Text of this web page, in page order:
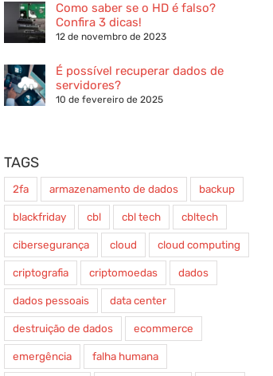
Como saber se o HD é falso?
Confira 3 dicas!
12 de novembro de 2023
É possível recuperar dados de
servidores?
10 de fevereiro de 2025
TAGS
2fa armazenamento de dados backup
blackfriday cbl cbl tech cbltech
cibersegurança cloud cloud computing
criptografia criptomoedas dados
dados pessoais data center
destruição de dados ecommerce
emergência falha humana